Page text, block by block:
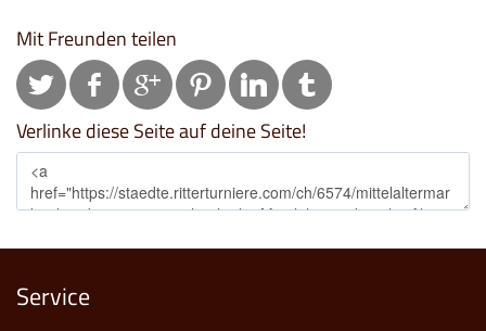
Mit Freunden teilen
Verlinke diese Seite auf deine Seite!
Service